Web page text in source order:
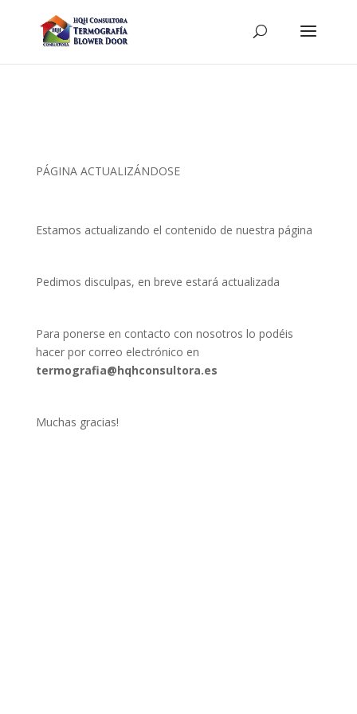
PÁGINA ACTUALIZÁNDOSE
Estamos actualizando el contenido de nuestra página
Pedimos disculpas, en breve estará actualizada
Para ponerse en contacto con nosotros lo podéis
hacer por correo electrónico en
termografia@hqhconsultora.es
Muchas gracias!